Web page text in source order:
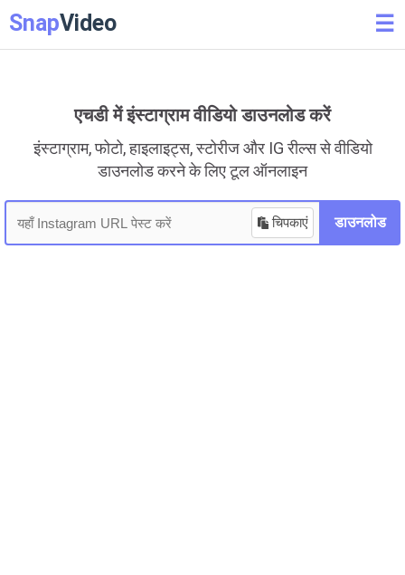
SnapVideo ☰
एचडी में इंस्टाग्राम वीडियो डाउनलोड करें
इंस्टाग्राम, फोटो, हाइलाइट्स, स्टोरीज और IG रील्स से वीडियो
डाउनलोड करने के लिए टूल ऑनलाइन
चिपकाएं डाउनलोड